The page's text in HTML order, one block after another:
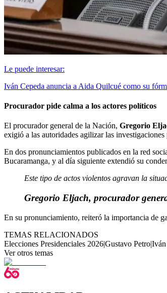
Le puede interesar:
Iván Cepeda anuncia a Aida Quilcué como su
Procurador pide calma a los actores políticos
El procurador general de la Nación, Gregorio
exigió a las autoridades agilizar las
En dos pronunciamientos publicados en la red
Bucaramanga, y al día siguiente extendió su
Este tipo de actos violentos agravan la
Gregorio Eljach, procurador
En su pronunciamiento, reiteró la importancia de
TEMAS RELACIONADOS
Elecciones Presidenciales 2026|Gustavo Petro|Iván
Ver otros temas